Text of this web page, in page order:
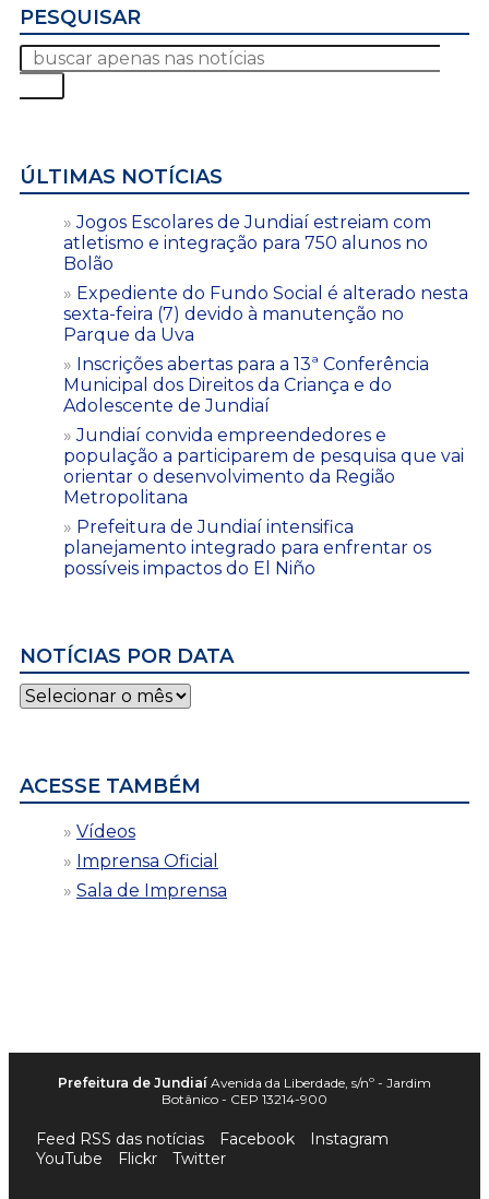
PESQUISAR
ÚLTIMAS NOTÍCIAS
Jogos Escolares de Jundiaí estreiam com
atletismo e integração para 750 alunos no
Bolão
Expediente do Fundo Social é alterado nesta
sexta-feira (7) devido à manutenção no
Parque da Uva
Inscrições abertas para a 13ª Conferência
Municipal dos Direitos da Criança e do
Adolescente de Jundiaí
Jundiaí convida empreendedores e
população a participarem de pesquisa que vai
orientar o desenvolvimento da Região
Metropolitana
Prefeitura de Jundiaí intensifica
planejamento integrado para enfrentar os
possíveis impactos do El Niño
NOTÍCIAS POR DATA
Notícias
por
ACESSE TAMBÉM
Vídeos
Imprensa Oficial
Sala de Imprensa
Prefeitura de Jundiaí Avenida da Liberdade, s/nº - Jardim
Botânico - CEP 13214-900
Feed RSS das notícias Facebook
Instagram
YouTube
Flickr Twitter